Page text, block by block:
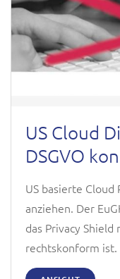
US Cloud
DSGVO
US basierte Cloud
anziehen. Der
das Privacy Shield
rechtskonform ist.